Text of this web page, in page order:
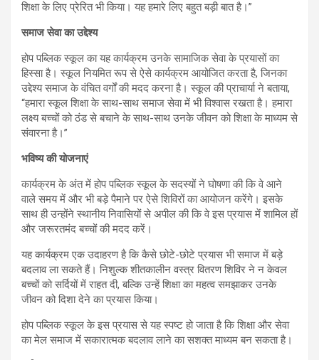
शिक्षा के लिए प्रेरित भी किया। यह हमारे लिए बहुत बड़ी बात है।”
समाज सेवा का उद्देश्य
होप पब्लिक स्कूल का यह कार्यक्रम उनके सामाजिक सेवा के प्रयासों का
हिस्सा है। स्कूल नियमित रूप से ऐसे कार्यक्रम आयोजित करता है, जिनका
उद्देश्य समाज के वंचित वर्गों की मदद करना है। स्कूल की प्राचार्या ने बताया,
“हमारा स्कूल शिक्षा के साथ-साथ समाज सेवा में भी विश्वास रखता है। हमारा
लक्ष्य बच्चों को ठंड से बचाने के साथ-साथ उनके जीवन को शिक्षा के माध्यम से
संवारना है।”
भविष्य की योजनाएं
कार्यक्रम के अंत में होप पब्लिक स्कूल के सदस्यों ने घोषणा की कि वे आने
वाले समय में और भी बड़े पैमाने पर ऐसे शिविरों का आयोजन करेंगे। इसके
साथ ही उन्होंने स्थानीय निवासियों से अपील की कि वे इस प्रयास में शामिल हों
और जरूरतमंद बच्चों की मदद करें।
यह कार्यक्रम एक उदाहरण है कि कैसे छोटे-छोटे प्रयास भी समाज में बड़े
बदलाव ला सकते हैं। निशुल्क शीतकालीन वस्त्र वितरण शिविर ने न केवल
बच्चों को सर्दियों में राहत दी, बल्कि उन्हें शिक्षा का महत्व समझाकर उनके
जीवन को दिशा देने का प्रयास किया।
होप पब्लिक स्कूल के इस प्रयास से यह स्पष्ट हो जाता है कि शिक्षा और सेवा
का मेल समाज में सकारात्मक बदलाव लाने का सशक्त माध्यम बन सकता है।